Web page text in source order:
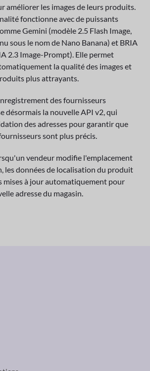
améliorer les images de leurs produits.
fonctionne avec de puissants
Gemini (modèle 2.5 Flash Image,
sous le nom de Nano Banana) et BRIA
2.3 Image-Prompt). Elle permet
la qualité des images et
plus attrayants.
des fournisseurs
désormais la nouvelle API v2, qui
des adresses pour garantir que
sont plus précis.
vendeur modifie l'emplacement
les données de localisation du produit
mises à jour automatiquement pour
adresse du magasin.